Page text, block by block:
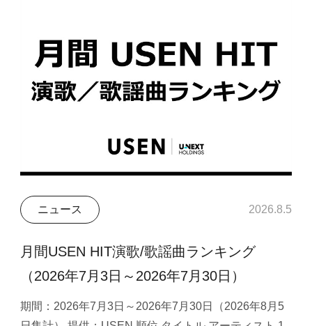
ニュース 2026.8.5
月間USEN HIT演歌/歌謡曲ランキング
（2026年7月3日～2026年7月30日）
期間：2026年7月3日～2026年7月30日（2026年8月5